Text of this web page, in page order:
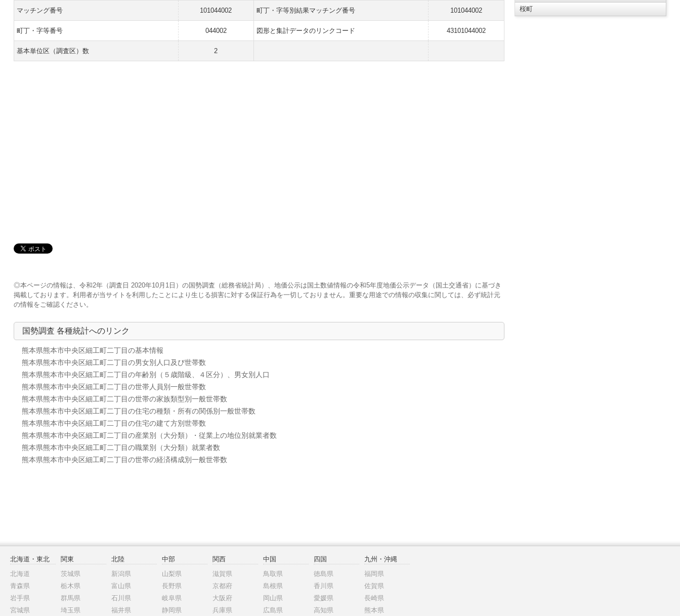
マッチング番号 101044002 町丁・字等別結果マッチング番号 101044002
町丁・字等番号 044002 図形と集計データのリンクコード 43101044002
基本単位区（調査区）数 2
◎本ページの情報は、令和2年（調査日 2020年10月1日）の国勢調査（総務省統計局）、地価公示は国土数値情報の令和5年度地価公示データ（国土交通省）に基づき
掲載しております。利用者が当サイトを利用したことにより生じる損害に対する保証行為を一切しておりません。重要な用途での情報の収集に関しては、必ず統計元
の情報をご確認ください。
国勢調査 各種統計へのリンク
熊本県熊本市中央区細工町二丁目の基本情報
熊本県熊本市中央区細工町二丁目の男女別人口及び世帯数
熊本県熊本市中央区細工町二丁目の年齢別（５歳階級、４区分）、男女別人口
熊本県熊本市中央区細工町二丁目の世帯人員別一般世帯数
熊本県熊本市中央区細工町二丁目の世帯の家族類型別一般世帯数
熊本県熊本市中央区細工町二丁目の住宅の種類・所有の関係別一般世帯数
熊本県熊本市中央区細工町二丁目の住宅の建て方別世帯数
熊本県熊本市中央区細工町二丁目の産業別（大分類）・従業上の地位別就業者数
熊本県熊本市中央区細工町二丁目の職業別（大分類）就業者数
熊本県熊本市中央区細工町二丁目の世帯の経済構成別一般世帯数
桜町
北海道・東北
北海道
青森県
岩手県
宮城県
関東
茨城県
栃木県
群馬県
埼玉県
北陸
新潟県
富山県
石川県
福井県
中部
山梨県
長野県
岐阜県
静岡県
関西
滋賀県
京都府
大阪府
兵庫県
中国
鳥取県
島根県
岡山県
広島県
四国
徳島県
香川県
愛媛県
高知県
九州・沖縄
福岡県
佐賀県
長崎県
熊本県